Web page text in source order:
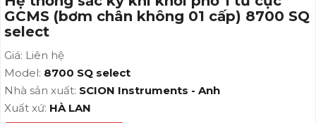
GCMS (bơm chân không 01 cấp) 8700 SQ
select
Giá: Liên hệ
Model: 8700 SQ select
Nhà sản xuất: SCION Instruments - Anh
Xuất xứ: HÀ LAN